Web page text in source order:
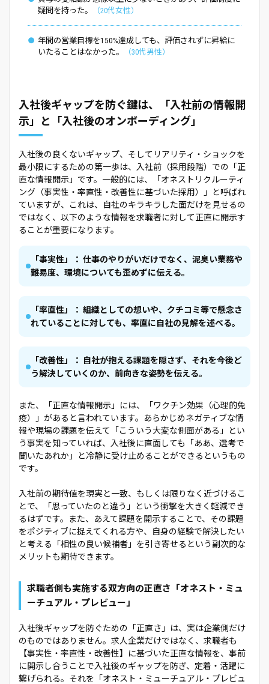
疑問を持った。
20代女性
年間の営業目標を150%達成しても、評価されずに昇給に
いたることはなかった。
30代男性
入社後ギャップを防ぐ鍵は、「入社前の情報開
示」と「入社後のオンボーディング」
入社後の良くないギャップ、そしてリアリティ・ショックを
最小限にするための第一歩は、入社前（採用段階）での「正
直な情報開示」です。一般的には、「オネストリクルーティ
ング（事実性・率直性・改善性に基づいた採用）」と呼ばれ
ていますが、これは、自社のキラキラした面だけを見せるの
ではなく、以下のような情報を求職者に対して正直に開示す
ることが重要になります。
「事実性」： 仕事のやりがいだけでなく、泥臭い業務や
難易度、環境についても歪めずに伝える。
「率直性」： 組織としての想いや、クチコミ等で懸念さ
れていることに対しても、率直に自社の見解を述べる。
「改善性」： 自社が抱える課題を隠さず、それを今後ど
う解決していくのか、前向きな姿勢を伝える。
また、「正直な情報開示」には、「ワクチン効果（心理的免
疫）」があると言われています。あらかじめネガティブな情
報や現場の課題を伝えて「こういう大変な側面がある」とい
う事実を知っていれば、入社後に直面しても「ああ、選考で
聞いたあれか」と冷静に受け止めることができるというもの
です。
入社前の期待値を現実と一致、もしくは限りなく近づけるこ
とで、「思っていたのと違う」という衝撃を大きく軽減でき
るはずです。また、あえて課題を開示することで、その課題
をポジティブに捉えてくれる方や、自身の経験で解決したい
と考える「相性の良い候補者」を引き寄せるという副次的な
メリットも期待できます。
求職者側も実施する双方向の正直さ「オネスト・ミュ
ーチュアル・プレビュー」
入社後ギャップを防ぐための「正直さ」は、実は企業側だけ
のものではありません。求人企業だけではなく、求職者も
【事実性・率直性・改善性】に基づいた正直な情報を、事前
に開示し合うことで入社後のギャップを防ぎ、定着・活躍に
繋げられる。それを「オネスト・ミューチュアル・プレビュ